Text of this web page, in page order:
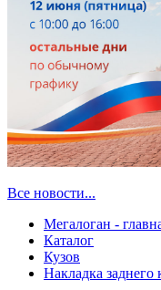
Все новости...
Мегалоган -
Каталог
Кузов
Накладка